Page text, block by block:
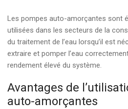
Les pompes auto-amorçantes sont
utilisées dans les secteurs de la
du traitement de l’eau lorsqu’il est
extraire et pomper l’eau
rendement élevé du système.
Avantages de
auto-amorçantes